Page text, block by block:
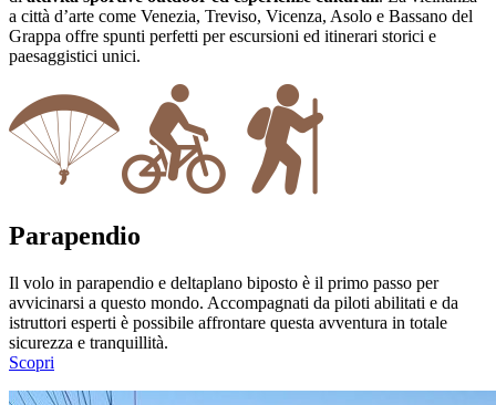
a città d’arte come Venezia, Treviso, Vicenza, Asolo e Bassano del
Grappa offre spunti perfetti per escursioni ed itinerari storici e
paesaggistici unici.
Parapendio
Il volo in parapendio e deltaplano biposto è il primo passo per
avvicinarsi a questo mondo. Accompagnati da piloti abilitati e da
istruttori esperti è possibile affrontare questa avventura in totale
sicurezza e tranquillità.
Scopri